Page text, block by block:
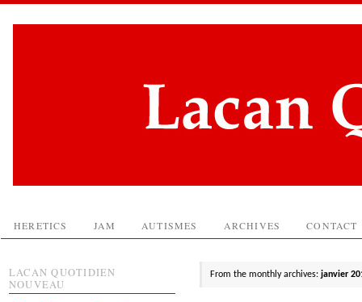
HERETICS JAM AUTISMES ARCHIVES CONTACT
From the monthly archives: janvier
LACAN QUOTIDIEN
NOUVEAU